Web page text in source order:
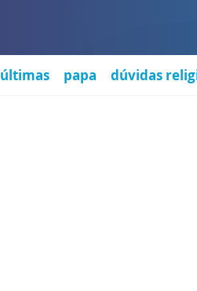
últimas papa dúvidas